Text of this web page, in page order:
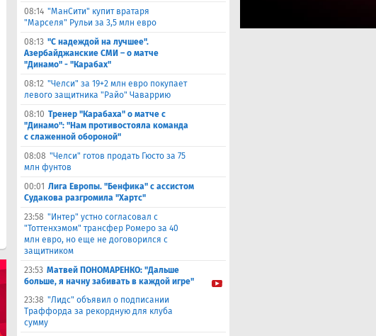
08:14 "МанСити" купит вратаря
"Марселя" Рульи за 3,5 млн евро
08:13 "С надеждой на лучшее".
Азербайджанские СМИ – о матче
"Динамо" - "Карабах"
08:12 "Челси" за 19+2 млн евро покупает
левого защитника "Райо" Чаваррию
08:10 Тренер "Карабаха" о матче с
"Динамо": "Нам противостояла команда
с слаженной обороной"
08:08 "Челси" готов продать Гюсто за 75
млн фунтов
00:01 Лига Европы. "Бенфика" с ассистом
Судакова разгромила "Хартс"
23:58 "Интер" устно согласовал с
"Тоттенхэмом" трансфер Ромеро за 40
млн евро, но еще не договорился с
защитником
23:53 Матвей ПОНОМАРЕНКО: "Дальше
больше, я начну забивать в каждой игре"
23:38 "Лидс" объявил о подписании
Траффорда за рекордную для клуба
сумму